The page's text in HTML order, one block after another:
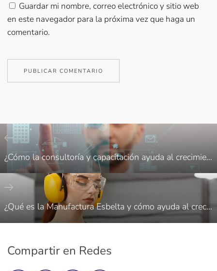
Guardar mi nombre, correo electrónico y sitio web
en este navegador para la próxima vez que haga un
comentario.
¿Cómo la consultoría y capacitación ayuda al crecimiento de mi empresa en Saltillo?
¿Qué es la Manufactura Esbelta y cómo ayuda al crecimiento de mi empresa en Saltillo?
Compartir en Redes